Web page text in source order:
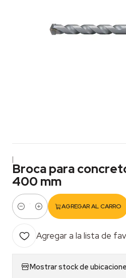
|
Broca para
400 mm
Cantidad
AGREGAR AL CARRO
Agregar a la lista de
Mostrar stock de